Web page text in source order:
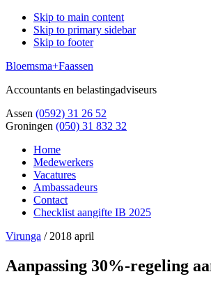
Skip to main content
Skip to primary sidebar
Skip to footer
Bloemsma+Faassen
Accountants en belastingadviseurs
Assen (0592) 31 26 52
Groningen (050) 31 832 32
Home
Medewerkers
Vacatures
Ambassadeurs
Contact
Checklist aangifte IB 2025
Virunga / 2018 april
Aanpassing 30%-regeling